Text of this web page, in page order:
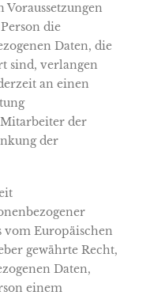
Voraussetzungen
die
Daten, die
sind, verlangen
an einen
der
der
vom Europäischen
gewährte Recht,
Daten,
einem